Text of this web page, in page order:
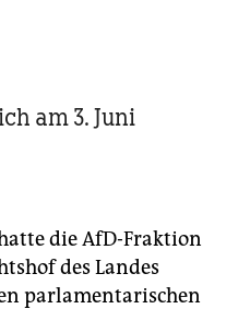
am 3. Juni
die AfD-Fraktion
des Landes
parlamentarischen